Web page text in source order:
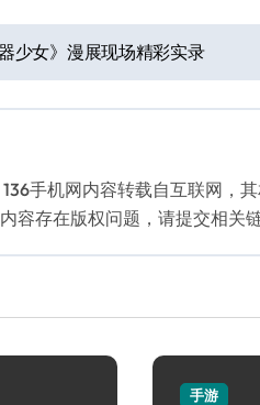
少女》漫展现场精彩实录
136手机网内容转载自互联网，
容存在版权问题，请提交相关
手游